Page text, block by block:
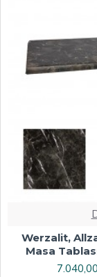
Werzalit
Tablası Oval